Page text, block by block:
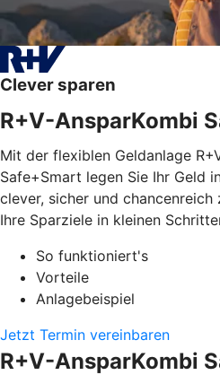
Clever sparen
R+V-AnsparKombi
Mit der flexiblen Geldanlage
Safe+Smart legen Sie Ihr Geld
clever, sicher und chancenreich
Ihre Sparziele in kleinen
So funktioniert's
Vorteile
Anlagebeispiel
Jetzt Termin vereinbaren
R+V-AnsparKombi